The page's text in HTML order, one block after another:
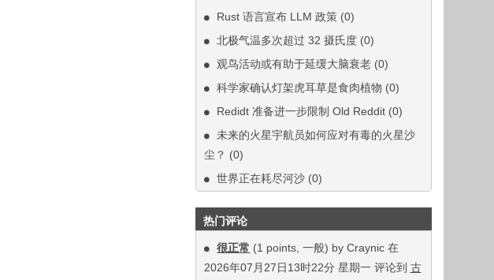
Rust 语言宣布 LLM 政策 (0)
北极气温多次超过 32 摄氏度 (0)
观鸟活动或有助于延缓大脑衰老 (0)
科学家确认灯架虎耳草是食肉植物 (0)
Redidt 准备进一步限制 Old Reddit (0)
未来的火星宇航员如何应对有毒的火星沙
尘？ (0)
世界正在耗尽河沙 (0)
热门评论
很正常 (1 points, 一般) by Craynic 在
2026年07月27日13时22分 星期一 评论到 古